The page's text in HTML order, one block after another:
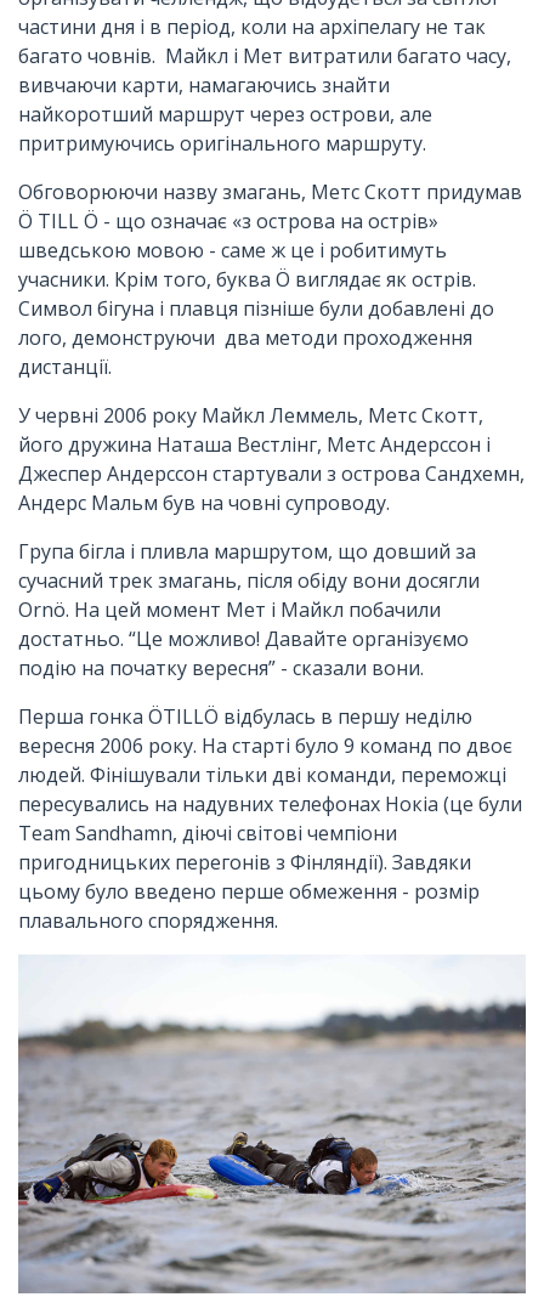
частини дня і в період, коли на архіпелагу не так
багато човнів. Майкл і Мет витратили багато часу,
вивчаючи карти, намагаючись знайти
найкоротший маршрут через острови, але
притримуючись оригінального маршруту.
Обговорюючи назву змагань, Метс Скотт придумав
Ö TILL Ö - що означає «з острова на острів»
шведською мовою - саме ж це і робитимуть
учасники. Крім того, буква Ö виглядає як острів.
Символ бігуна і плавця пізніше були добавлені до
лого, демонструючи два методи проходження
дистанції.
У червні 2006 року Майкл Леммель, Метс Скотт,
його дружина Наташа Вестлінг, Метс Андерссон і
Джеспер Андерссон стартували з острова Сандхемн,
Андерс Мальм був на човні супроводу.
Група бігла і пливла маршрутом, що довший за
сучасний трек змагань, після обіду вони досягли
Ornö. На цей момент Мет і Майкл побачили
достатньо. “Це можливо! Давайте організуємо
подію на початку вересня” - сказали вони.
Перша гонка ÖTILLÖ відбулась в першу неділю
вересня 2006 року. На старті було 9 команд по двоє
людей. Фінішували тільки дві команди, переможці
пересувались на надувних телефонах Нокіа (це були
Team Sandhamn, діючі світові чемпіони
пригодницьких перегонів з Фінляндії). Завдяки
цьому було введено перше обмеження - розмір
плавального спорядження.